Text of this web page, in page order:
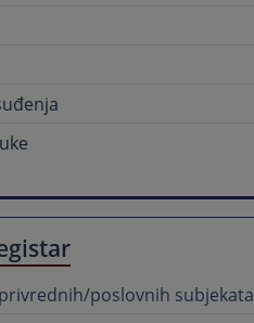
poslovnih subjekata